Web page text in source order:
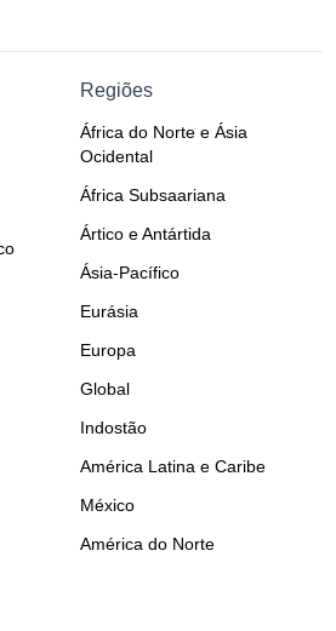
Regiões
África do Norte e Ásia
Ocidental
África Subsaariana
Ártico e Antártida
Ásia-Pacífico
Eurásia
Europa
Global
Indostão
América Latina e Caribe
México
América do Norte